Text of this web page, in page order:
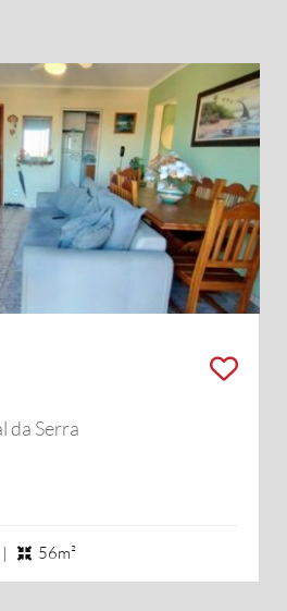
da Serra
56m²